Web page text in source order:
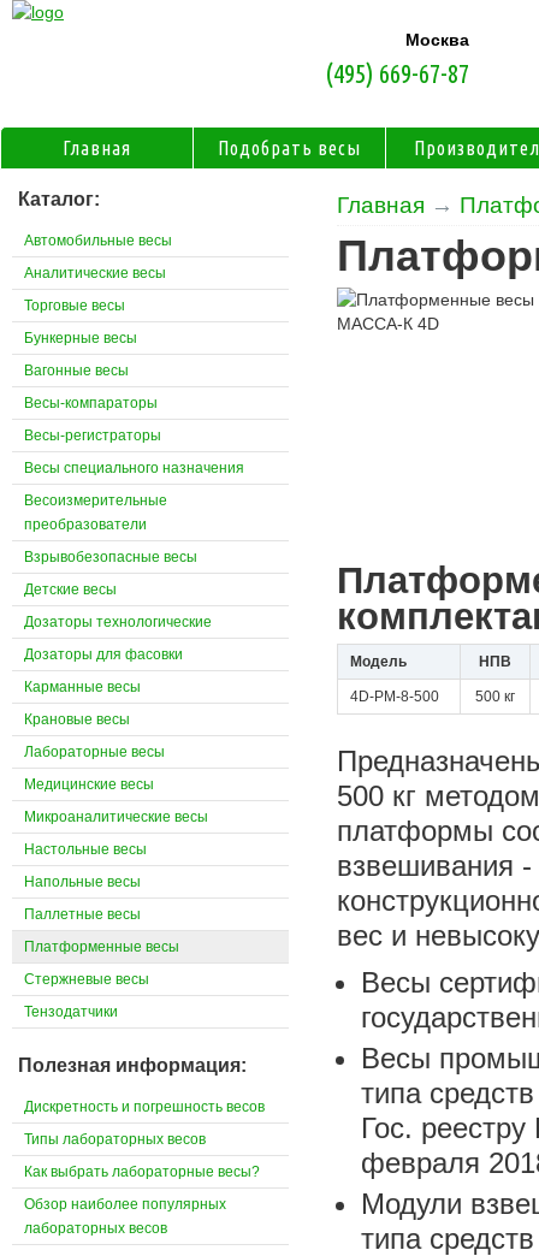
Главная →
Модель НПВ
4D-PM-8-500 500 кг
500 кг
платформы
взвешивания -
вес и
Весы
Весы
типа
Гос.
февраля
Модули
типа
Каталог:
Автомобильные весы
Аналитические весы
Торговые весы
Бункерные весы
Вагонные весы
Весы-компараторы
Весы-регистраторы
Весы специального назначения
Весоизмерительные
преобразователи
Взрывобезопасные весы
Детские весы
Дозаторы технологические
Дозаторы для фасовки
Карманные весы
Крановые весы
Лабораторные весы
Медицинские весы
Микроаналитические весы
Настольные весы
Напольные весы
Паллетные весы
Платформенные весы
Стержневые весы
Тензодатчики
Полезная информация:
Дискретность и погрешность весов
Типы лабораторных весов
Как выбрать лабораторные весы?
Обзор наиболее популярных
лабораторных весов
Москва
(495) 669-67-87
Главная Подобрать весы